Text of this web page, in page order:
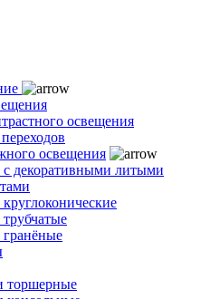
освещения
освещения
декоративными литыми
торшерные